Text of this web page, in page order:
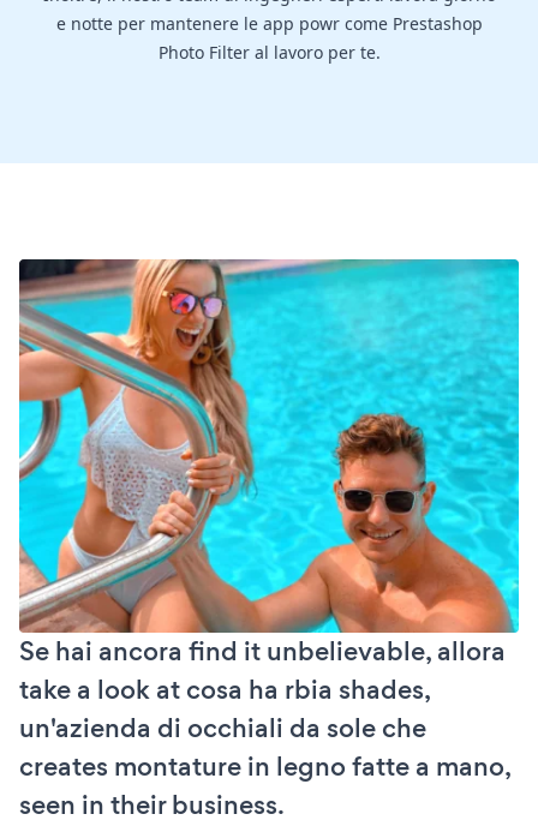
e notte per mantenere le app powr come Prestashop
Photo Filter al lavoro per te.
Se hai ancora find it unbelievable, allora
take a look at cosa ha rbia shades,
un'azienda di occhiali da sole che
creates montature in legno fatte a mano,
seen in their business.